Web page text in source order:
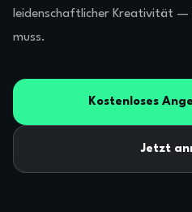
leidenschaftlicher Kreativität —
muss.
Kostenloses
Jetzt